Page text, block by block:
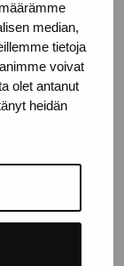
median,
tietoja
voivat
olet antanut
heidän